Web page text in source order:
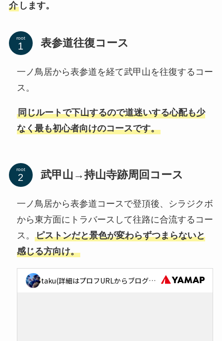
介します。
root 表参道往復コース
一ノ鳥居から表参道を経て武甲山を往復するコー
ス。
同じルートで下山するので道迷いする心配も少
なく最も初心者向けのコースです。
root 武甲山→持山寺跡周回コース
一ノ鳥居から表参道コースで登頂後、シラジクボ
から東方面にトラバースして往路に合流するコー
ス。 ピストンだと景色が変わらずつまらないと
感じる方向け。